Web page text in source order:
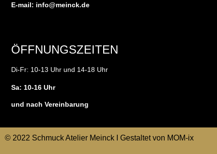
E-mail: info@meinck.de
ÖFFNUNGSZEITEN
Di-Fr: 10-13 Uhr und 14-18 Uhr
Sa: 10-16 Uhr
und nach Vereinbarung
© 2022 Schmuck Atelier Meinck I Gestaltet von MOM-ix